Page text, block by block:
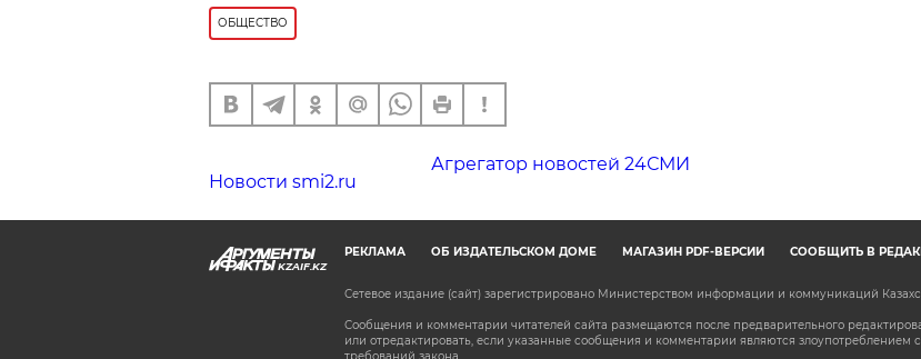
ОБЩЕСТВО
Агрегатор новостей 24СМИ
Новости smi2.ru
KZAIF.KZ
РЕКЛАМА ОБ ИЗДАТЕЛЬСКОМ ДОМЕ МАГАЗИН PDF-ВЕРСИЙ СООБЩИТЬ В
Сетевое издание (сайт) зарегистрировано Министерством информации и коммуникаций
Сообщения и комментарии читателей сайта размещаются после предварительного
или отредактировать, если указанные сообщения и комментарии являются